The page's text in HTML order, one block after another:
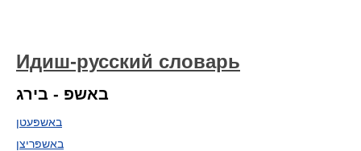
Идиш-русский словарь
באשפ - בירג
באשפּעטן
באשפּריצן